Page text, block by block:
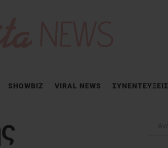
SHOWBIZ VIRAL NEWS ΣΥΝΕΝΤΕΥΞΕΙΣ